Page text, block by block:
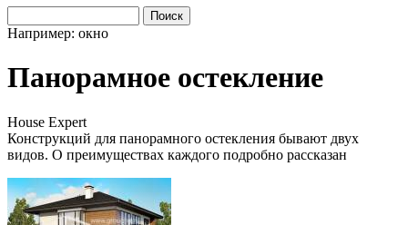
Например: окно
Панорамное остекление
House Expert
Конструкций для панорамного остекления бывают двух
видов. О преимуществах каждого подробно рассказан